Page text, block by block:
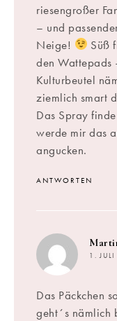
riesengroßer
– und
Neige!
Süß
den Wattepads
Kulturbeutel
ziemlich smart
Das Spray
werde mir das
angucken.
ANTWORTEN
1.
Das Päckchen
geht´s nämlich